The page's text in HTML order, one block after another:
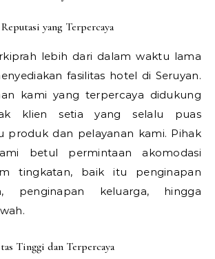
yang Terpercaya
lebih dari dalam waktu lama
fasilitas hotel di Seruyan.
kami yang terpercaya didukung
klien setia yang selalu puas
produk dan pelayanan kami. Pihak
betul permintaan akomodasi
tingkatan, baik itu penginapan
penginapan keluarga, hingga
Tinggi dan Terpercaya